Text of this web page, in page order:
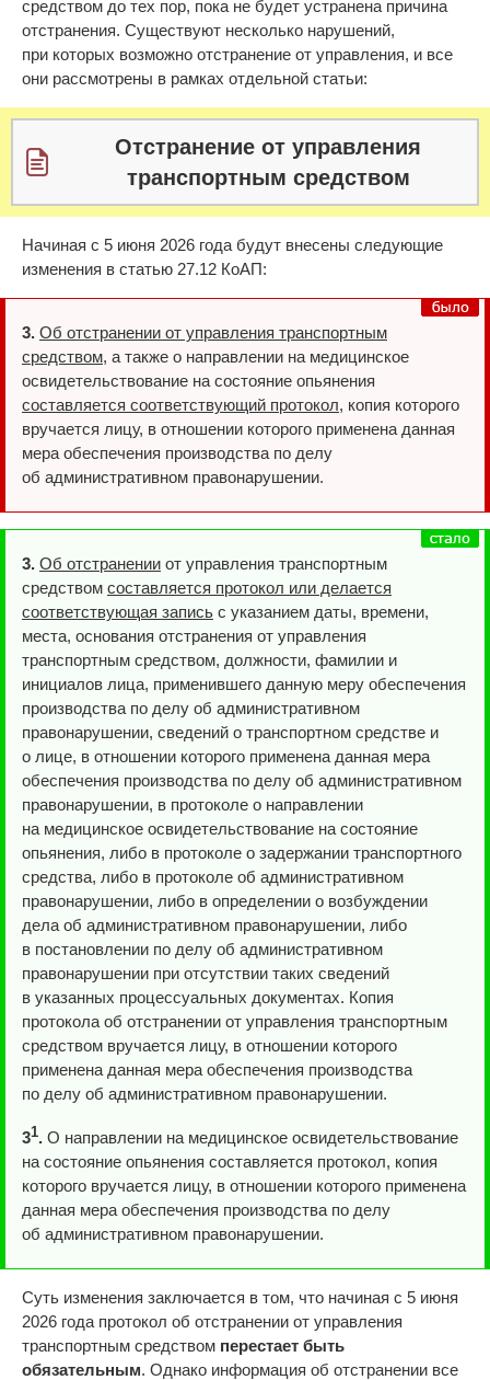
средством до тех пор, пока не будет устранена причина
отстранения. Существуют несколько нарушений,
при которых возможно отстранение от управления, и все
они рассмотрены в рамках отдельной статьи:
Отстранение от управления
транспортным средством
Начиная с 5 июня 2026 года будут внесены следующие
изменения в статью 27.12 КоАП:
3. Об отстранении от управления транспортным
средством, а также о направлении на медицинское
освидетельствование на состояние опьянения
составляется соответствующий протокол, копия которого
вручается лицу, в отношении которого применена данная
мера обеспечения производства по делу
об административном правонарушении.
3. Об отстранении от управления транспортным
средством составляется протокол или делается
соответствующая запись с указанием даты, времени,
места, основания отстранения от управления
транспортным средством, должности, фамилии и
инициалов лица, применившего данную меру обеспечения
производства по делу об административном
правонарушении, сведений о транспортном средстве и
о лице, в отношении которого применена данная мера
обеспечения производства по делу об административном
правонарушении, в протоколе о направлении
на медицинское освидетельствование на состояние
опьянения, либо в протоколе о задержании транспортного
средства, либо в протоколе об административном
правонарушении, либо в определении о возбуждении
дела об административном правонарушении, либо
в постановлении по делу об административном
правонарушении при отсутствии таких сведений
в указанных процессуальных документах. Копия
протокола об отстранении от управления транспортным
средством вручается лицу, в отношении которого
применена данная мера обеспечения производства
по делу об административном правонарушении.
31. О направлении на медицинское освидетельствование
на состояние опьянения составляется протокол, копия
которого вручается лицу, в отношении которого применена
данная мера обеспечения производства по делу
об административном правонарушении.
Суть изменения заключается в том, что начиная с 5 июня
2026 года протокол об отстранении от управления
транспортным средством перестает быть
обязательным. Однако информация об отстранении все